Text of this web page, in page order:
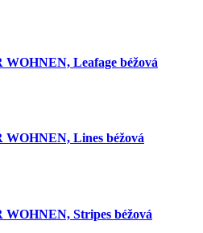
WOHNEN, Leafage béžová
WOHNEN, Lines béžová
WOHNEN, Stripes béžová